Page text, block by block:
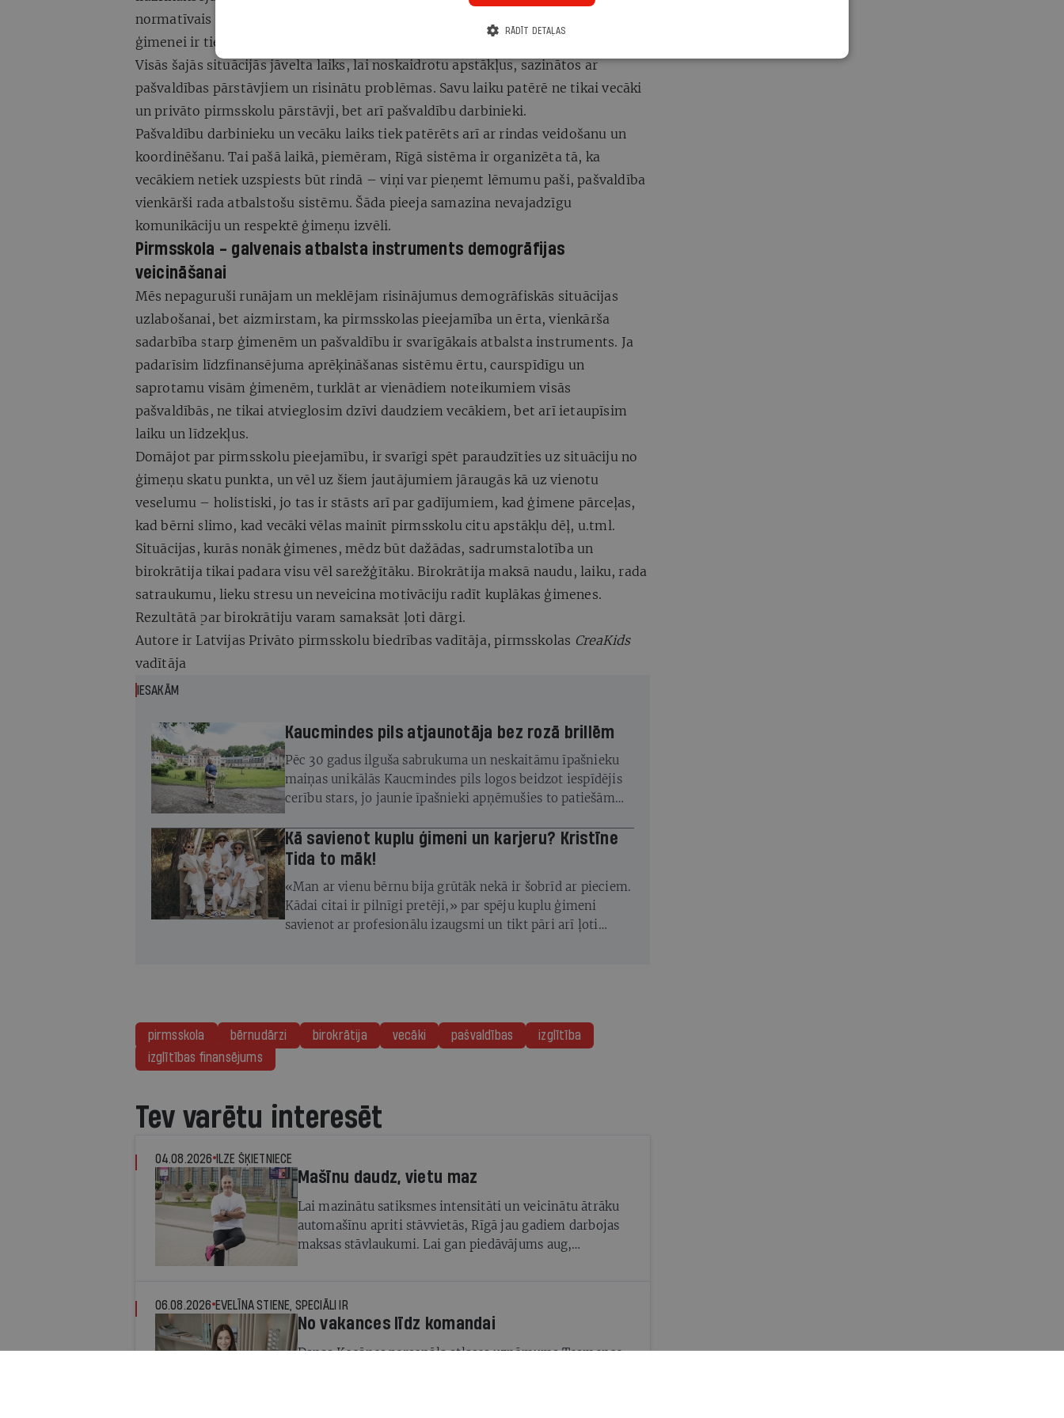
normatīvais regulējums nosaka - ja bērns ir sācis apmeklēt privāto pirmsskolu,
ģimenei ir tiesības nemainīt pirmsskolu, izvairoties no papildus stresa bērnam.
Visās šajās situācijās jāvelta laiks, lai noskaidrotu apstākļus, sazinātos ar
pašvaldības pārstāvjiem un risinātu problēmas. Savu laiku patērē ne tikai vecāki
un privāto pirmsskolu pārstāvji, bet arī pašvaldību darbinieki.
Pašvaldību darbinieku un vecāku laiks tiek patērēts arī ar rindas veidošanu un
koordinēšanu. Tai pašā laikā, piemēram, Rīgā sistēma ir organizēta tā, ka
vecākiem netiek uzspiests būt rindā – viņi var pieņemt lēmumu paši, pašvaldība
vienkārši rada atbalstošu sistēmu. Šāda pieeja samazina nevajadzīgu
komunikāciju un respektē ģimeņu izvēli.
Pirmsskola - galvenais atbalsta instruments demogrāfijas
veicināšanai
Mēs nepaguruši runājam un meklējam risinājumus demogrāfiskās situācijas
uzlabošanai, bet aizmirstam, ka pirmsskolas pieejamība un ērta, vienkārša
sadarbība starp ģimenēm un pašvaldību ir svarīgākais atbalsta instruments. Ja
padarīsim līdzfinansējuma aprēķināšanas sistēmu ērtu, caurspīdīgu un
saprotamu visām ģimenēm, turklāt ar vienādiem noteikumiem visās
pašvaldībās, ne tikai atvieglosim dzīvi daudziem vecākiem, bet arī ietaupīsim
laiku un līdzekļus.
Domājot par pirmsskolu pieejamību, ir svarīgi spēt paraudzīties uz situāciju no
ģimeņu skatu punkta, un vēl uz šiem jautājumiem jāraugās kā uz vienotu
veselumu – holistiski, jo tas ir stāsts arī par gadījumiem, kad ģimene pārceļas,
kad bērni slimo, kad vecāki vēlas mainīt pirmsskolu citu apstākļu dēļ, u.tml.
Situācijas, kurās nonāk ģimenes, mēdz būt dažādas, sadrumstalotība un
birokrātija tikai padara visu vēl sarežģītāku. Birokrātija maksā naudu, laiku, rada
satraukumu, lieku stresu un neveicina motivāciju radīt kuplākas ģimenes.
Rezultātā par birokrātiju varam samaksāt ļoti dārgi.
Autore ir Latvijas Privāto pirmsskolu biedrības vadītāja, pirmsskolas CreaKids
vadītāja
IESAKĀM
Kaucmindes pils atjaunotāja bez rozā brillēm
Pēc 30 gadus ilguša sabrukuma un neskaitāmu īpašnieku
maiņas unikālās Kaucmindes pils logos beidzot iespīdējis
cerību stars, jo jaunie īpašnieki apņēmušies to patiešām
atjaunot
Kā savienot kuplu ģimeni un karjeru? Kristīne
Tida to māk!
«Man ar vienu bērnu bija grūtāk nekā ir šobrīd ar pieciem.
Kādai citai ir pilnīgi pretēji,» par spēju kuplu ģimeni
savienot ar profesionālu izaugsmi un tikt pāri arī ļoti
pirmsskola bērnudārzi birokrātija vecāki pašvaldības
izglītība
izglītības finansējums
Tev varētu interesēt
04.08.2026 ILZE ŠĶIETNIECE
Mašīnu daudz, vietu maz
Lai mazinātu satiksmes intensitāti un veicinātu ātrāku
automašīnu apriti stāvvietās, Rīgā jau gadiem darbojas
maksas stāvlaukumi. Lai gan piedāvājums aug,
pieprasījums joprojām ir lielāks
06.08.2026 EVELĪNA STIENE, SPECIĀLI IR
No vakances līdz komandai
Danas Kocānes personāla atlases uzņēmums Teamence
RĀDĪT DETAĻAS